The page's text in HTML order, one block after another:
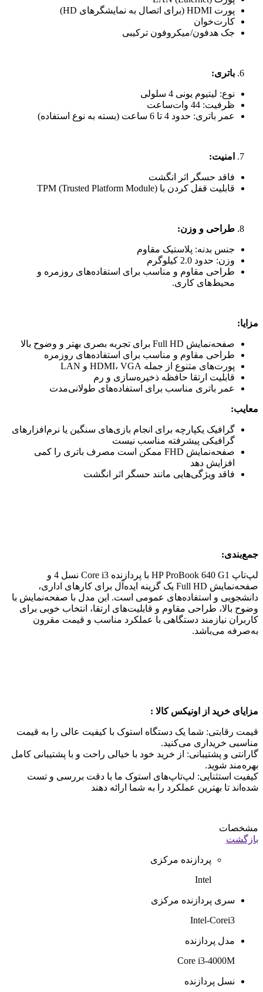
پورت HDMI (برای اتصال به نمایشگرهای HD)
کارت‌خوان
جک هدفون/میکروفون ترکیبی
باتری:
نوع: لیتیوم یونی 4 سلولی
ظرفیت: 44 وات‌ساعت
عمر باتری: حدود 4 تا 6 ساعت (بسته به نوع استفاده)
امنیت:
فاقد حسگر اثر انگشت
قابلیت قفل کردن با TPM (Trusted Platform Module)
طراحی و وزن:
جنس بدنه: پلاستیک مقاوم
وزن: حدود 2.0 کیلوگرم
طراحی مقاوم و مناسب برای استفاده‌های روزمره و
محیط‌های کاری.
مزایا:
صفحه‌نمایش Full HD برای تجربه بصری بهتر و وضوح بالا
طراحی مقاوم و مناسب برای استفاده‌های روزمره
پورت‌های متنوع از جمله HDMI، VGA و LAN
قابلیت ارتقا حافظه ذخیره‌سازی و رم
عمر باتری مناسب برای استفاده‌های طولانی‌مدت
معایب:
گرافیک یکپارچه برای انجام بازی‌های سنگین یا نرم‌افزارهای
گرافیکی پیشرفته مناسب نیست
صفحه‌نمایش FHD ممکن است مصرف باتری را کمی
افزایش دهد
فاقد ویژگی‌هایی مانند حسگر اثر انگشت
جمع‌بندی:
لپ‌تاپ HP ProBook 640 G1 با پردازنده Core i3 نسل 4 و
صفحه‌نمایش Full HD یک گزینه ایده‌آل برای کارهای اداری،
دانشجویی و استفاده‌های عمومی است. این مدل با صفحه‌نمایش با
وضوح بالا، طراحی مقاوم و قابلیت‌های ارتقا، انتخاب خوبی برای
کاربران نیازمند دستگاهی با عملکرد مناسب و قیمت مقرون
به‌صرفه می‌باشد.
مزایای خرید از اونیکس کالا :
قیمت رقابتی: شما یک دستگاه استوک با کیفیت عالی را به قیمت
مناسبی خریداری می‌کنید.
گارانتی و پشتیبانی: از خرید خود با خیالی راحت و با پشتیبانی کامل
بهره‌مند شوید.
کیفیت استثنایی: لپ‌تاپ‌های استوک ما با دقت بررسی و تست
شده‌اند تا بهترین عملکرد را به شما ارائه دهند
مشخصات
بازگشت
پردازنده مرکزی
Intel
سری پردازنده مرکزی
Intel-Corei3
مدل پردازنده
Core i3-4000M
نسل پردازنده